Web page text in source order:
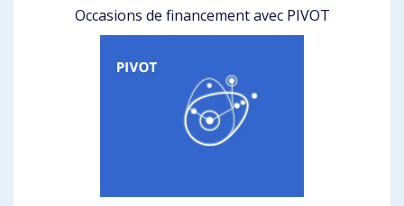
Occasions de financement avec PIVOT